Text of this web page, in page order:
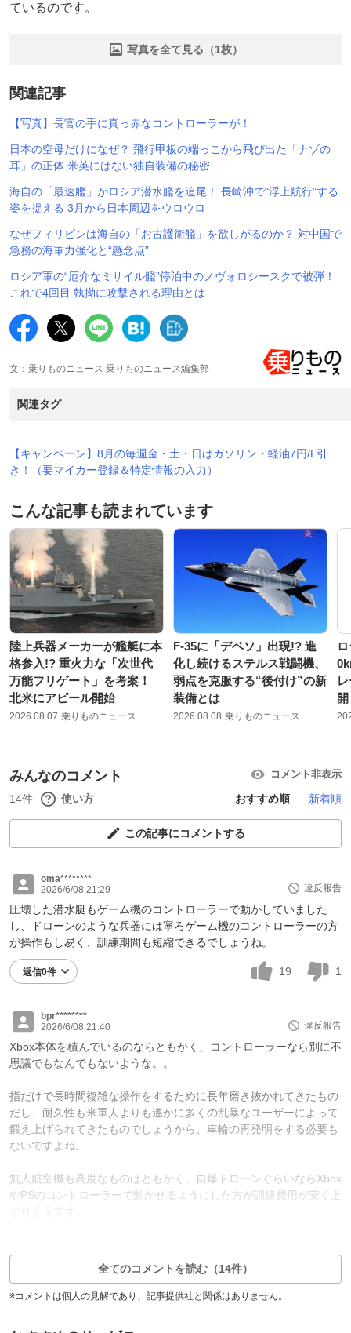
ているのです。
写真を全て見る（1枚）
関連記事
【写真】長官の手に真っ赤なコントローラーが！
日本の空母だけになぜ？ 飛行甲板の端っこから飛び出た「ナゾの
耳」の正体 米英にはない独自装備の秘密
海自の「最速艦」がロシア潜水艦を追尾！ 長崎沖で“浮上航行”する
姿を捉える 3月から日本周辺をウロウロ
なぜフィリピンは海自の「お古護衛艦」を欲しがるのか？ 対中国で
急務の海軍力強化と“懸念点”
ロシア軍の“厄介なミサイル艦”停泊中のノヴォロシースクで被弾！
これで4回目 執拗に攻撃される理由とは
文：乗りものニュース 乗りものニュース編集部
関連タグ
【キャンペーン】8月の毎週金・土・日はガソリン・軽油7円/L引
き！（要マイカー登録＆特定情報の入力）
こんな記事も読まれています
陸上兵器メーカーが艦艇に本
格参入!? 重火力な「次世代
万能フリゲート」を考案！
北米にアピール開始
2026.08.07 乗りものニュース
F-35に「デベソ」出現!? 進
化し続けるステルス戦闘機、
弱点を克服する“後付け”の新
装備とは
2026.08.08 乗りものニュース
開
みんなのコメント コメント非表示
14件 使い方 おすすめ順 新着順
この記事にコメントする
oma********
2026/6/08 21:29
違反報告
圧壊した潜水艇もゲーム機のコントローラーで動かしていました
し、ドローンのような兵器には寧ろゲーム機のコントローラーの方
が操作もし易く、訓練期間も短縮できるでしょうね。
返信0件 19 1
bpr********
2026/6/08 21:40
違反報告
Xbox本体を積んでいるのならともかく、コントローラーなら別に不
思議でもなんでもないような。。
指だけで長時間複雑な操作をするために長年磨き抜かれてきたもの
だし、耐久性も米軍人よりも遙かに多くの乱暴なユーザーによって
鍛え上げられてきたものでしょうから、車輪の再発明をする必要も
ないですよね。
無人航空機も高度なものはともかく、自爆ドローンぐらいならXbox
やPSのコントローラーで動かせるようにした方が訓練費用が安く上
がりそうです。
全てのコメントを読む（14件）
※コメントは個人の見解であり、記事提供社と関係はありません。